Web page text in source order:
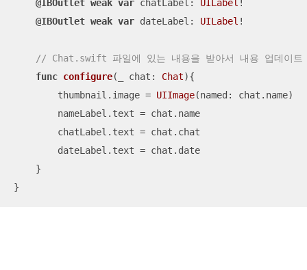
@IBOutlet weak var chatLabel: UILabel !
@IBOutlet weak var dateLabel: UILabel !
// Chat.swift 파일에 있는 내용을 받아서 내용 업데이트
func configure( chat : Chat){
        thumbnail.image
= UIImage(named: chat.name)
        nameLabel.text
= chat.name
        chatLabel.text
= chat.chat
        dateLabel.text
= chat.date
    }
}